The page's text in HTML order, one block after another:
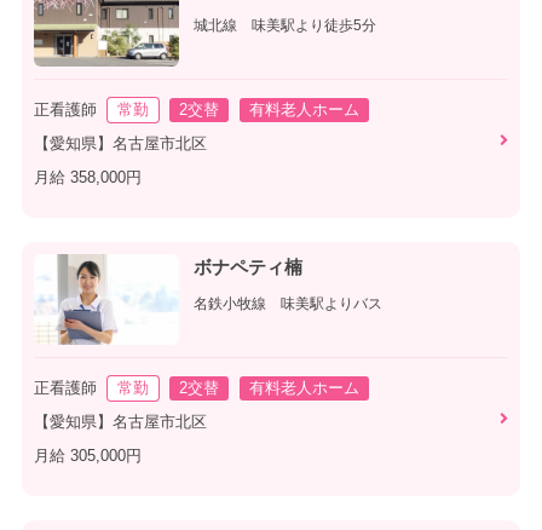
城北線 味美駅より徒歩5分
正看護師 常勤 2交替
有料老人ホーム
【愛知県】名古屋市北区
月給 358,000円
ボナペティ楠
名鉄小牧線 味美駅よりバス
正看護師 常勤 2交替
有料老人ホーム
【愛知県】名古屋市北区
月給 305,000円